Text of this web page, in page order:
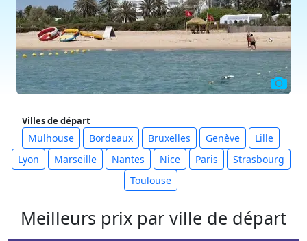
Villes de départ
Mulhouse Bordeaux Bruxelles Genève
Lille
Lyon
Marseille Nantes Nice Paris
Strasbourg
Toulouse
Meilleurs prix par ville de départ